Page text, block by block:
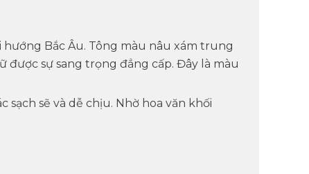
Bắc Âu. Tông màu nâu xám trung
được sự sang trọng đẳng cấp. Đây là màu
sạch sẽ và dễ chịu. Nhờ hoa văn khối